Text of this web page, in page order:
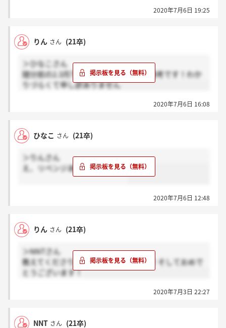
2020年7月6日 19:25
りん さん (21卒)
＞ひなこさん
随分前の2.3月?から始まったリベンジ選考です！わか
りづらくて申し訳ありません
2020年7月6日 16:08
ひなこ さん (21卒)
＞りんさん
え、リベンジあったんですか？
2020年7月6日 12:48
りん さん (21卒)
＞NNTさん
教えてくださりありがとうございます！そしておめで
とうございます！
2020年7月3日 22:27
NNT さん (21卒)